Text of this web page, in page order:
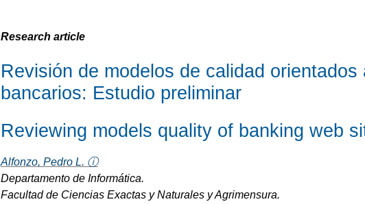
Research article
Revisión de modelos de calidad orientados
bancarios: Estudio preliminar
Reviewing models quality of banking web
Alfonzo, Pedro L. ⓘ
Departamento de Informática.
Facultad de Ciencias Exactas y Naturales y Agrimensura.